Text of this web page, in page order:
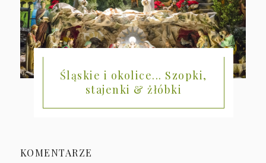
Śląskie i okolice... Szopki,
stajenki & żłóbki
KOMENTARZE